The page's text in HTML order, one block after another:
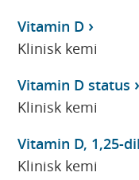
Vitamin D
Klinisk kemi
Vitamin D status
Klinisk kemi
Vitamin D, 1,25-
Klinisk kemi